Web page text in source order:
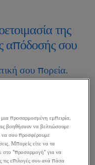
της
απόδοσής σου
σου πορεία.
μέσα στο έτος,
όσο και τις
προσαρμοσμένη εμπειρία,
βοηθήσουν να βελτιώσουμε
να σου προσφέρουμε
Μπορείς είτε να τα
στο "προσαρμογή" για να
τις επιλογές σου ανά πάσα